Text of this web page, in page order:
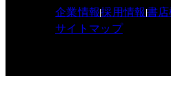
企業情報採用情報書
サイトマップ